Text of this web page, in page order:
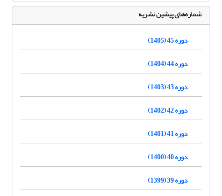
شماره‌های پیشین نشریه
دوره 45 (1405)
دوره 44 (1404)
دوره 43 (1403)
دوره 42 (1402)
دوره 41 (1401)
دوره 40 (1400)
دوره 39 (1399)